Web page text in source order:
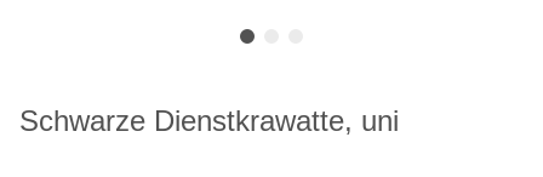
Schwarze Dienstkrawatte, uni